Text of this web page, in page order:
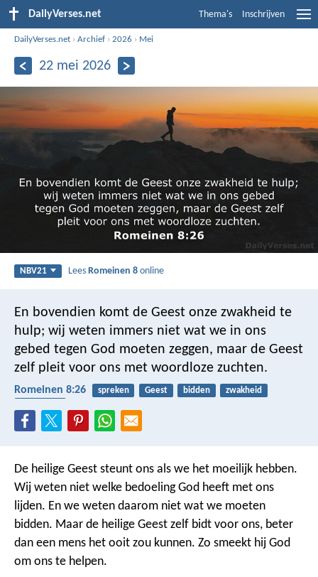
DailyVerses.net Thema's Inschrijven
DailyVerses.net ›Archief ›2026 › Mei
22 mei 2026
NBV21 LeesRomeinen 8 online
En bovendien komt de Geest onze zwakheid te
hulp; wij weten immers niet wat we in ons
gebed tegen God moeten zeggen, maar de Geest
zelf pleit voor ons met woordloze zuchten.
Romeinen 8:26 spreken Geest bidden
zwakheid
De heilige Geest steunt ons als we het moeilijk hebben.
Wij weten niet welke bedoeling God heeft met ons
lijden. En we weten daarom niet wat we moeten
bidden. Maar de heilige Geest zelf bidt voor ons, beter
dan een mens het ooit zou kunnen. Zo smeekt hij God
om ons te helpen.